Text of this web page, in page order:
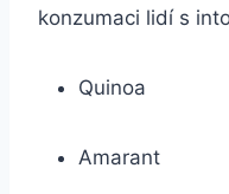
konzumaci lidí s
Quinoa
Amarant